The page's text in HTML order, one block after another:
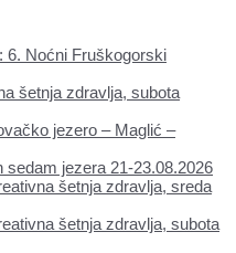
6. Noćni Fruškogorski
šetnja zdravlja, subota
jezero – Maglić –
jezera 21-23.08.2026
šetnja zdravlja, sreda
šetnja zdravlja, subota